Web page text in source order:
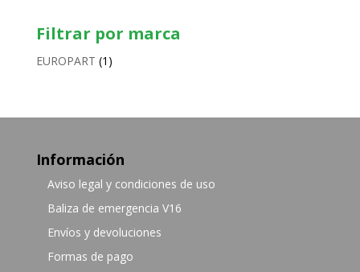
Filtrar por marca
EUROPART (1)
Información
Aviso legal y condiciones de uso
Baliza de emergencia V16
Envíos y devoluciones
Formas de pago